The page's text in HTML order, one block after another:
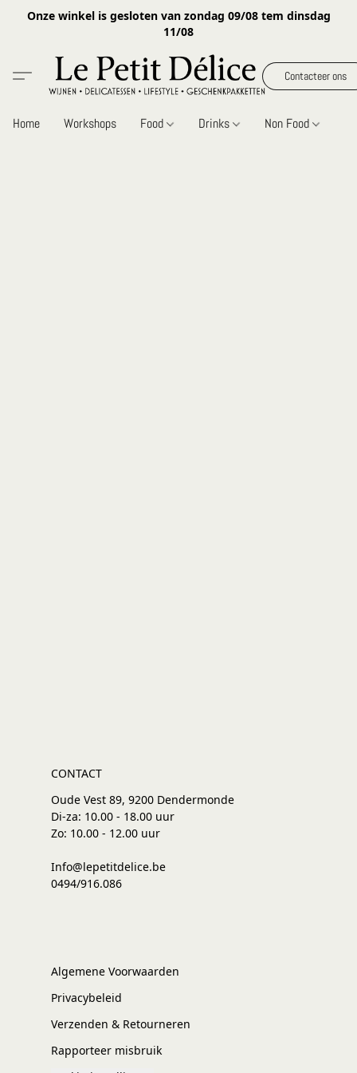
Onze winkel is gesloten van zondag 09/08 tem dinsdag
11/08
Contacteer ons
Home Workshops Food Drinks Non Food
CONTACT
Oude Vest 89, 9200 Dendermonde
Di-za: 10.00 - 18.00 uur
Zo: 10.00 - 12.00 uur
Info@lepetitdelice.be
0494/916.086
Algemene Voorwaarden
Privacybeleid
Verzenden & Retourneren
Rapporteer misbruik